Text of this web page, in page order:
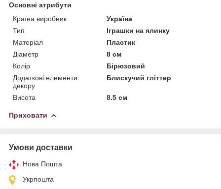
Основні атрибути
Країна виробник
Україна
Тип
Іграшки на ялинку
Матеріал
Пластик
Діаметр
8 см
Колір
Бірюзовий
Додаткові елементи
декору
Блискучий гліттер
Висота 8.5 см
Приховати
Умови доставки
Нова Пошта
Укрпошта